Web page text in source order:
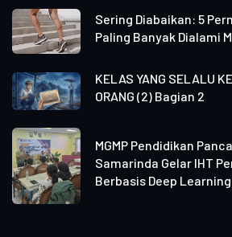
Sering Diabaikan: 5
Paling Banyak Dialami
KELAS YANG SELALU
ORANG (2) Bagian 2
MGMP Pendidikan
Samarinda Gelar IHT
Berbasis Deep